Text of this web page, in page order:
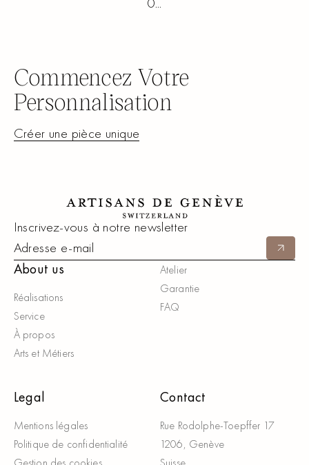
Commencez Votre
Personnalisation
Créer une pièce unique
Créer une pièce unique
Inscrivez-vous à notre newsletter
About us
Réalisations
Service
À propos
Arts et Métiers
Atelier
Garantie
FAQ
Legal
Mentions légales
Politique de confidentialité
Contact
Rue Rodolphe-Toepffer 17
1206, Genève